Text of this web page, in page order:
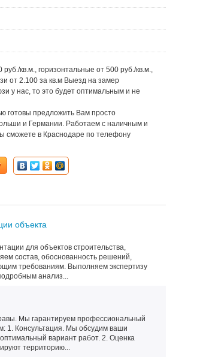
кв.м., горизонтальные от 500 руб./кв.м.,
от 2.100 за кв.м Выезд на замер
у нас, то это будет оптимальным и не
готовы предложить Вам просто
и Германии. Работаем с наличным и
сможете в Краснодаре по телефону
объекта
для объектов строительства,
состав, обоснованность решений,
требованиям. Выполняем экспертизу
анализ...
Мы гарантируем профессиональный
1. Консультация. Мы обсудим ваши
вариант работ. 2. Оценка
территорию...